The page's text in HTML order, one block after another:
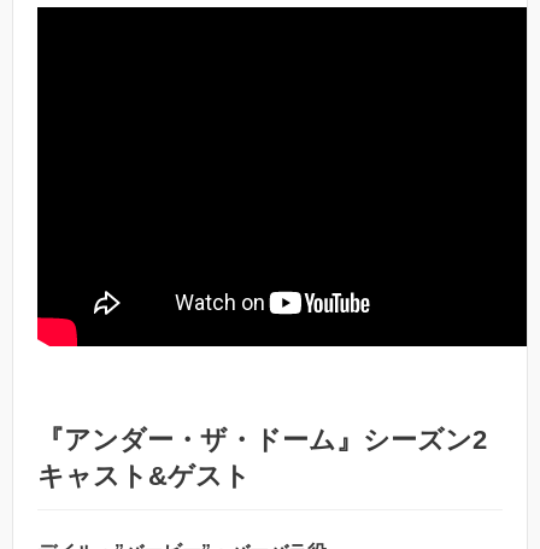
『アンダー・ザ・ドーム』シーズン2
キャスト&ゲスト